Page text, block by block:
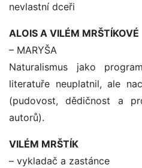
nevlastní dceři
ALOIS A VILÉM MRŠTÍKOVÉ
– MARYŠA
Naturalismus jako
literatuře neuplatnil, ale
(pudovost, dědičnost a
autorů).
VILÉM MRŠTÍK
– vykladač a zastánce